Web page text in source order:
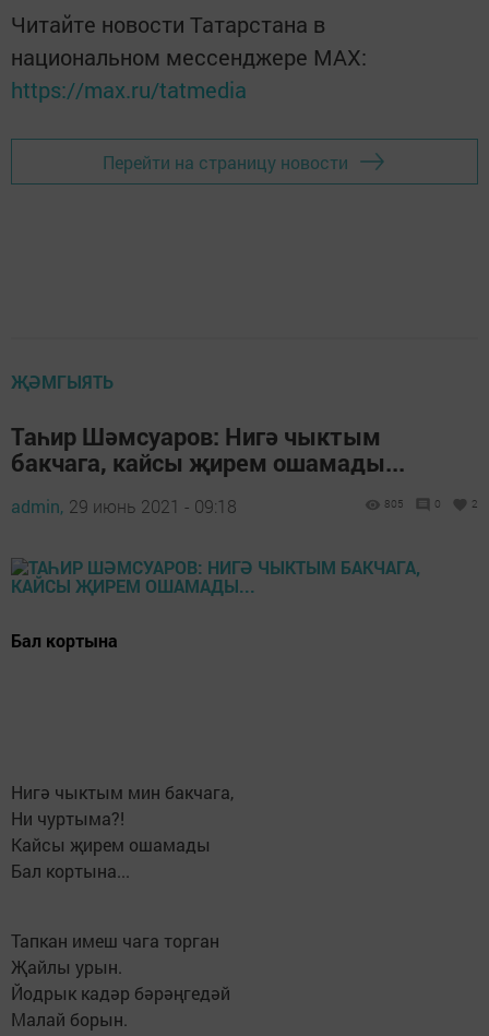
Читайте новости Татарстана в
национальном мессенджере MАХ:
https://max.ru/tatmedia
Перейти на страницу новости
ҖӘМГЫЯТЬ
Таһир Шәмсуаров: Нигә чыктым
бакчага, кайсы җирем ошамады...
admin, 29 июнь 2021 - 09:18 805 0 2
Бал кортына
Нигә чыктым мин бакчага,
Ни чуртыма?!
Кайсы җирем ошамады
Бал кортына...
Тапкан имеш чага торган
Җайлы урын.
Йодрык кадәр бәрәңгедәй
Малай борын.